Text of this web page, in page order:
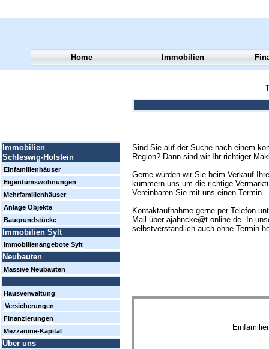
Sind Sie auf der Suche nach einem
Region? Dann sind wir Ihr richtiger
Gerne würden wir Sie beim Verkauf
kümmern uns um die richtige
Vereinbaren Sie mit uns einen Termin.
Kontaktaufnahme gerne per Telefon
Mail über ajahncke@t-online.de. In
selbstverständlich auch ohne Termin
Home Immobilien
Immobilien
Schleswig-Holstein
Einfamilienhäuser
Eigentumswohnungen
Mehrfamilienhäuser
Anlage Objekte
Baugrundstücke
Immobilien Sylt
Immobilienangebote Sylt
Neubauten
Massive Neubauten
Hausverwaltung
Versicherungen
Finanzierungen
Mezzanine-Kapital
Über uns